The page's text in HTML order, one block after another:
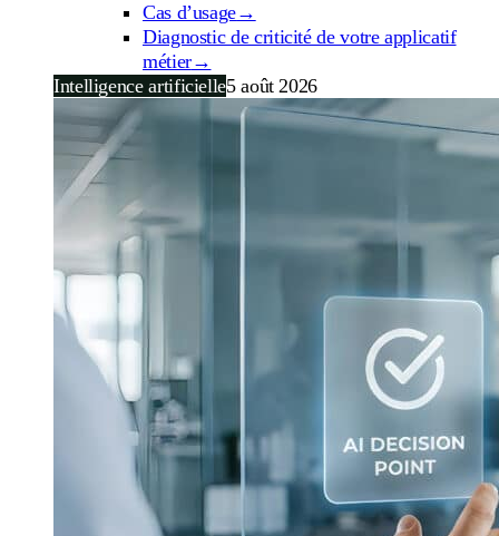
Cas d’usage→
Diagnostic de criticité de votre applicatif
métier→
Intelligence artificielle5 août 2026